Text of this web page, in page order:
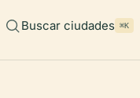
Buscar ciudades ⌘K